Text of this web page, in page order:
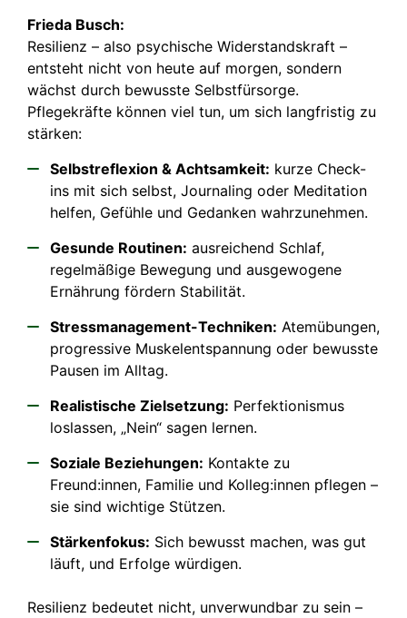
Frieda Busch:
Resilienz – also psychische Widerstandskraft –
entsteht nicht von heute auf morgen, sondern
wächst durch bewusste Selbstfürsorge.
Pflegekräfte können viel tun, um sich langfristig zu
stärken:
Selbstreflexion & Achtsamkeit: kurze Check-
ins mit sich selbst, Journaling oder Meditation
helfen, Gefühle und Gedanken wahrzunehmen.
Gesunde Routinen: ausreichend Schlaf,
regelmäßige Bewegung und ausgewogene
Ernährung fördern Stabilität.
Stressmanagement-Techniken: Atemübungen,
progressive Muskelentspannung oder bewusste
Pausen im Alltag.
Realistische Zielsetzung: Perfektionismus
loslassen, „Nein“ sagen lernen.
Soziale Beziehungen: Kontakte zu
Freund:innen, Familie und Kolleg:innen pflegen –
sie sind wichtige Stützen.
Stärkenfokus: Sich bewusst machen, was gut
läuft, und Erfolge würdigen.
Resilienz bedeutet nicht, unverwundbar zu sein –